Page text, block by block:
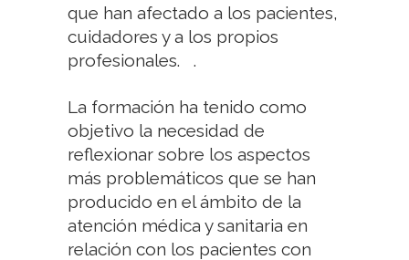
que han afectado a los pacientes,
cuidadores y a los propios
profesionales.
.
La formación ha tenido como
objetivo la necesidad de
reflexionar sobre los aspectos
más problemáticos que se han
producido en el ámbito de la
atención médica y sanitaria en
relación con los pacientes con